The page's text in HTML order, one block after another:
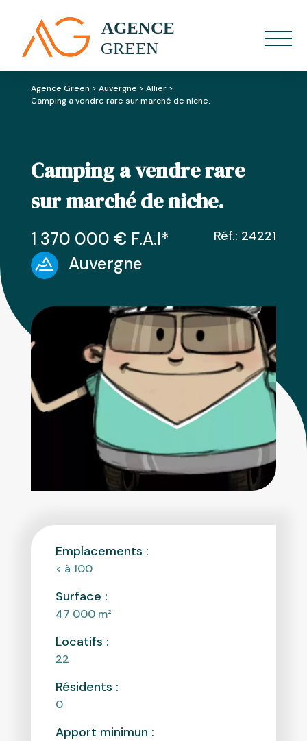
Agence Green > Auvergne > Allier>
Camping a vendre rare sur marché de niche.
Camping a vendre rare
sur marché de niche.
Réf.: 24221
1 370 000 € F.A.I*
Auvergne
Emplacements :
< à 100
Surface :
47 000 m²
Locatifs :
22
Résidents :
0
Apport minimun :